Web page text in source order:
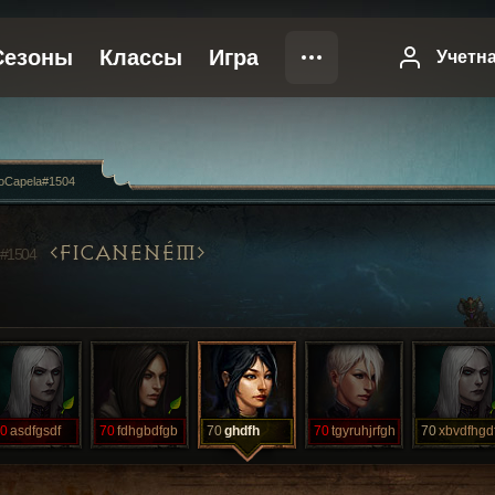
#1504 FICANENÉM
asdfgsdf 70fdhgbdfgb 70ghdfh 70tgyruhjrfgh 70